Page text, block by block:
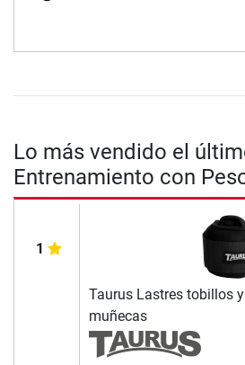
Lo más vendido el
Entrenamiento con
1
Taurus Lastres tobillos y
muñecas